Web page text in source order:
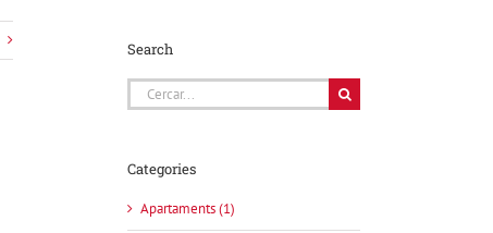
Search
Cerca
…
Categories
Apartaments (1)